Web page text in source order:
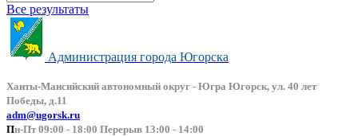
Все результаты
Администрация города Югорска
Ханты-Мансийский автономный округ - Югра Югорск, ул. 40 лет
Победы, д.11
adm@ugorsk.ru
Пн-Пт 09:00 - 18:00 Перерыв 13:00 - 14:00